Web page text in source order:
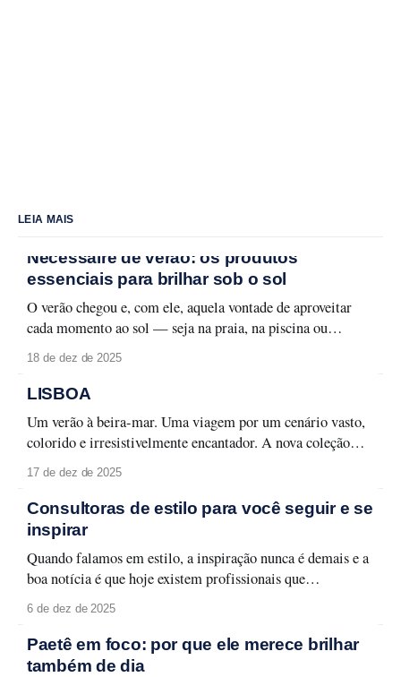
LEIA MAIS
Nécessaire de verão: os produtos
essenciais para brilhar sob o sol
O verão chegou e, com ele, aquela vontade de aproveitar
cada momento ao sol — seja na praia, na piscina ou
naquele passeio ao ar livre. Para curtir a temporada sem
impecável, é fundamental ter um nécessaire preparado.
18 de dez de 2025
LISBOA
Um verão à beira-mar. Uma viagem por um cenário vasto,
colorido e irresistivelmente encantador. A nova coleção
Lisboa celebra a capital lusitana em toda a sua forma leve e
contam histórias memoráveis. Lisboa se revela em detalhes
que traduzem seu espírito urbano
17 de dez de 2025
Consultoras de estilo para você seguir e se
inspirar
Quando falamos em estilo, a inspiração nunca é demais e a
boa notícia é que hoje existem profissionais que
transformam moda em aprendizado, aplicabilidade e
merecem atenção e que podem transformar a forma como
você olha para o seu guarda-roupa, sua rotina
6 de dez de 2025
Paetê em foco: por que ele merece brilhar
também de dia